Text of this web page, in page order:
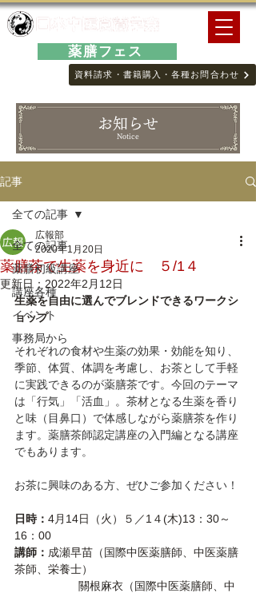
資料請求・書籍購入・各種お問合わせ
薬膳フェス
お知らせ
Notice
記事
全ての記事
薬膳初級講座
講座各種
イベント
事務局から
全ての記事
薬膳茶で生薬を身近に ５/1４
広報部
2020年1月20日
更新日： 2022年2月12日
生薬を自由に選んでブレンドできるワークシ
ョップ
それぞれの食材や生薬の効果・効能を知り、
季節、体質、体調を考慮し、お茶として手軽
に実践できるのが薬膳茶です。今回のテーマ
は「行気」「活血」。茶材となる生薬を香り
と味（目鼻口）で体感しながら薬膳茶を作り
ます。薬膳茶師認定講座の入門編となる講座
でもあります。
お茶に興味のある方、ぜひご参加ください！
日時： 4月14日（火）５／1４(木)13：30～
16：00
講師： 成瀬早苗（国際中医薬膳師、中医薬膳
茶師、栄養士）
關根麻衣（国際中医薬膳師、中